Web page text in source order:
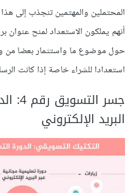
المحتملين والمهتمين تنجذب إلى
أنهم يملكون الاستعداد لمنح عنوان
حول موضوع ما واستثمار بعضا من
استعدادا للشراء خاصة إذا كانت
جسر
البريد الإلكتروني